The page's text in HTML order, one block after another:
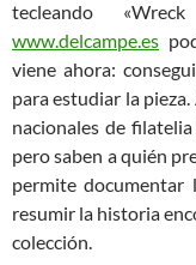
tecleando
www.delcampe.es
viene ahora:
para estudiar la
nacionales de
pero saben a quién
permite documentar
resumir la historia
colección.